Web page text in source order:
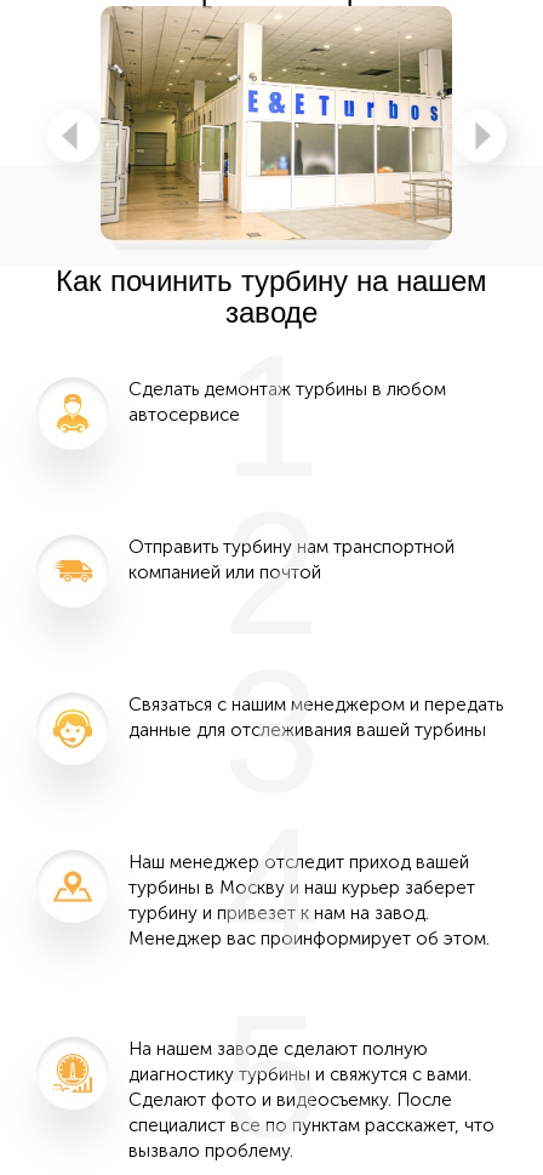
Как починить турбину на нашем
заводе
Сделать демонтаж турбины в любом
автосервисе1
Отправить турбину нам транспортной
компанией или почтой
2
Связаться с нашим менеджером и передать
данные для отслеживания вашей турбины
3
Наш менеджер отследит приход вашей
турбины в Москву и наш курьер заберет
турбину и привезет к нам на завод.
Менеджер вас проинформирует об этом.
4
На нашем заводе сделают полную
диагностику турбины и свяжутся с вами.
Сделают фото и видеосъемку. После
специалист все по пунктам расскажет, что
вызвало проблему.
5